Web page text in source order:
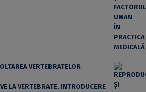
VERTEBRATELOR
LA VERTEBRATE, INTRODUCERE